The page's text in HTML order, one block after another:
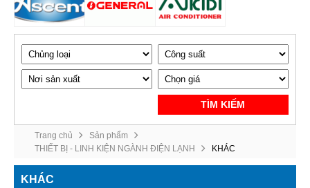
TÌM KIẾM
Trang chủ
Sản phẩm
THIẾT BỊ - LINH KIỆN NGÀNH ĐIỆN LẠNH
KHÁC
KHÁC